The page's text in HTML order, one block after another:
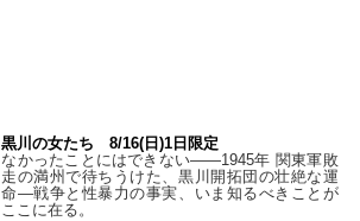
黒川の女たち 8/16(日)1日限定
なかったことにはできない——1945年 関東軍敗
走の満州で待ちうけた、黒川開拓団の壮絶な運
命―戦争と性暴力の事実、いま知るべきことが
ここに在る。